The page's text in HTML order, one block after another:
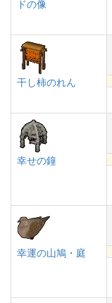
ドの像
干し柿のれん
幸せの鐘
幸運の山鳩・庭